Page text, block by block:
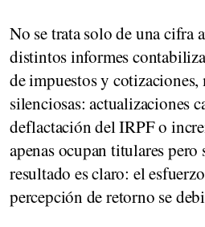
No se trata solo de una cifra
distintos informes
de impuestos y cotizaciones,
silenciosas: actualizaciones
deflactación del IRPF o
apenas ocupan titulares
resultado es claro: el
percepción de retorno se